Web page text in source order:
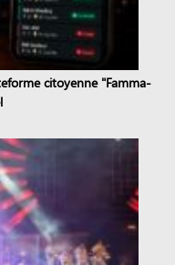
citoyenne "Famma-